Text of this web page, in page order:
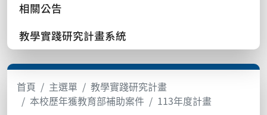
相關公告
教學實踐研究計畫系統
首頁 主選單
教學實踐研究計畫
本校歷年獲教育部補助案件
113年度計畫